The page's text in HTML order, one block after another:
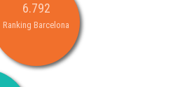
6.792
Ranking Barcelona